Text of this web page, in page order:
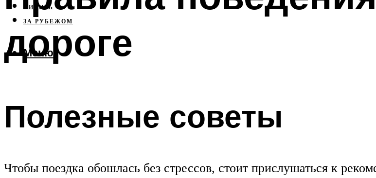
СИБИРЬ
ЗА РУБЕЖОМ
Меню
дороге
Полезные советы
Чтобы поездка обошлась без стрессов, стоит прислушаться к